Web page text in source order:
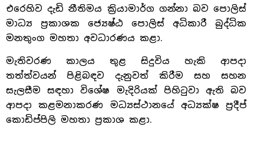
එරෙහිව දැඩි නීතිමය ක්‍රියාමාර්ග ගන්නා බව පොලිස්
මාධ්‍ය ප්‍රකාශක ජ්‍යෙෂ්ඨ පොලිස් අධිකාරී බුද්ධික
මනතුංග මහතා අවධාරණය කළා.
මැතිවරණ කාලය තුළ සිදුවිය හැකි ආපදා
තත්ත්වයන් පිළිබඳව දැනුවත් කිරීම සහ සහන
සැලසීම සඳහා විශේෂ මැදිරියක් පිහිටුවා ඇති බව
ආපදා කළමනාකරණ මධ්‍යස්ථානයේ අධ්‍යක්ෂ ප්‍රදීප්
කොඩිප්පිලි මහතා ප්‍රකාශ කළා.